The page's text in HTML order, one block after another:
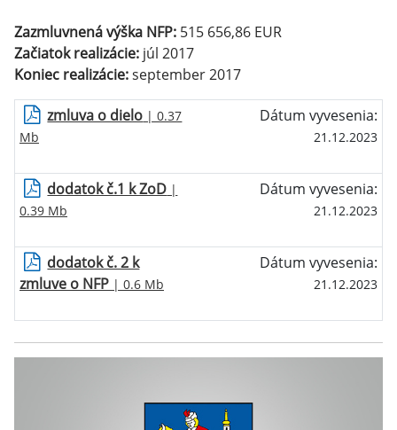
Zazmluvnená výška NFP: 515 656,86 EUR
Začiatok realizácie: júl 2017
Koniec realizácie:september 2017
zmluva o dielo | 0.37
Mb
Dátum vyvesenia:
21.12.2023
dodatok č.1 k ZoD |
0.39 Mb
Dátum vyvesenia:
21.12.2023
dodatok č. 2 k
zmluve o NFP | 0.6 Mb
Dátum vyvesenia:
21.12.2023